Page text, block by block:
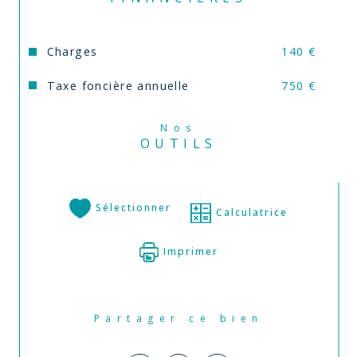
Charges 140 €
Taxe foncière annuelle 750 €
Nos
OUTILS
Sélectionner Calculatrice
Imprimer
Partager ce bien